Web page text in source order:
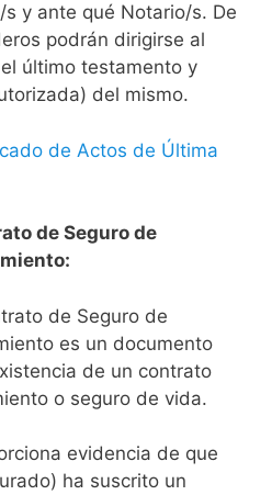
y ante qué Notario/s. De
podrán dirigirse al
último testamento y
del mismo.
de Actos de Última
de Seguro de
de Seguro de
es un documento
de un contrato
o seguro de vida.
evidencia de que
ha suscrito un